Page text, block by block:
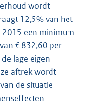
wordt
12,5% van het
een minimum
€ 832,60 per
lage eigen
aftrek wordt
de situatie